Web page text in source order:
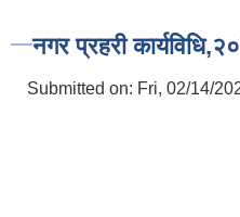
नगर प्रहरी
Submitted on: Fri, 02/14/